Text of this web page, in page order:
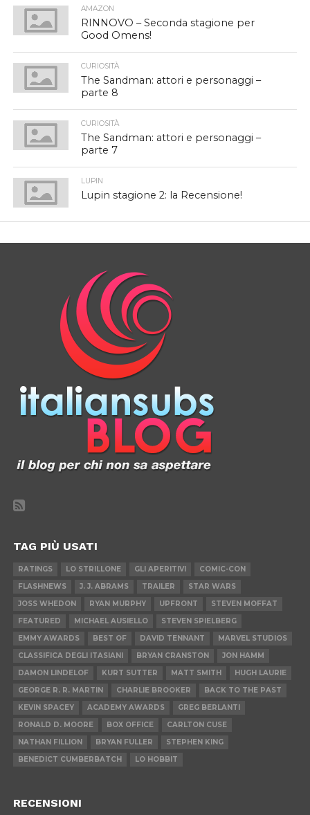
AMAZON
RINNOVO – Seconda stagione per
Good Omens!
CURIOSITÀ
The Sandman: attori e personaggi –
parte 8
CURIOSITÀ
The Sandman: attori e personaggi –
parte 7
LUPIN
Lupin stagione 2: la Recensione!
TAG PIÙ USATI
RATINGS LO STRILLONE GLI APERITIVI
COMIC-CON
FLASHNEWS
J. J. ABRAMS TRAILER
STAR WARS
JOSS WHEDON
RYAN MURPHY UPFRONT
STEVEN MOFFAT
FEATURED
MICHAEL AUSIELLO
STEVEN SPIELBERG
EMMY AWARDS
BEST OF DAVID TENNANT
MARVEL STUDIOS
CLASSIFICA DEGLI ITASIANI
BRYAN CRANSTON
JON HAMM
DAMON LINDELOF
KURT SUTTER MATT SMITH
HUGH LAURIE
GEORGE R. R. MARTIN
CHARLIE BROOKER
BACK TO THE PAST
KEVIN SPACEY
ACADEMY AWARDS
GREG BERLANTI
RONALD D. MOORE
BOX OFFICE
CARLTON CUSE
NATHAN FILLION
BRYAN FULLER
STEPHEN KING
BENEDICT CUMBERBATCH
LO HOBBIT
RECENSIONI